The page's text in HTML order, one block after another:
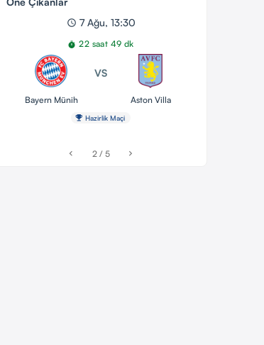
schedule 7 Ağu, 13:30
timer 22 saat 49 dk
Bayern Münih
VS
Aston Villa
emoji_events Hazirlik Maçi
chevron_left 2 / 5 chevron_right